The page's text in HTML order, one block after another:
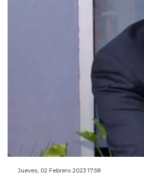
Jueves, 02 Febrero 2023 17:58